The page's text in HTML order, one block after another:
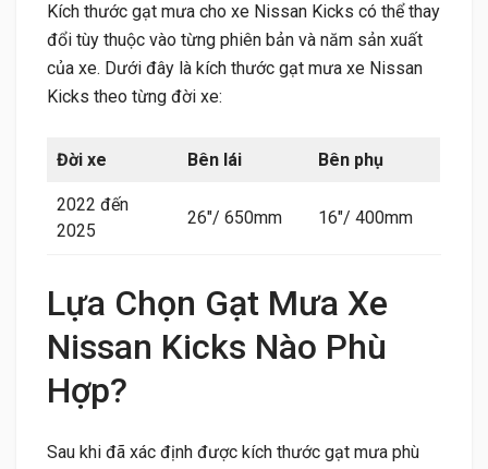
Kích thước gạt mưa cho xe Nissan Kicks có thể thay
đổi tùy thuộc vào từng phiên bản và năm sản xuất
của xe. Dưới đây là kích thước gạt mưa xe Nissan
Kicks theo từng đời xe:
Đời xe Bên lái Bên phụ
2022 đến
2025
26″/ 650mm 16″/ 400mm
Lựa Chọn Gạt Mưa Xe
Nissan Kicks Nào Phù
Hợp?
Sau khi đã xác định được kích thước gạt mưa phù